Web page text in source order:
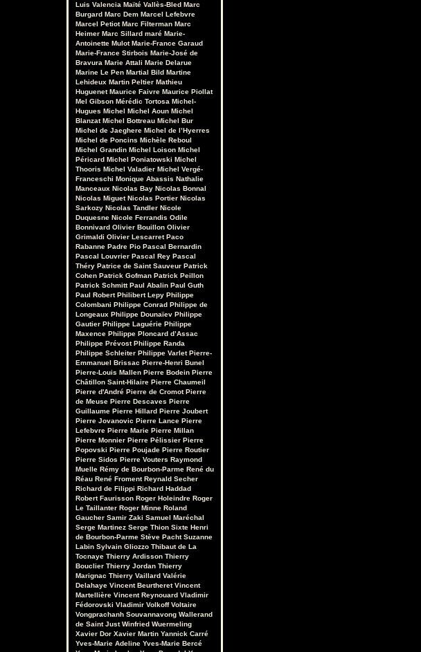
Luis Valencia Maïté Vallès-Bled Marc
Burgard Marc Dem Marcel Lefebvre
Marcel Petiot Marc Filterman Marc
Heimer Marc Sillard maré Marie-
Antoinette Mulot Marie-France Garaud
Marie-France Stirbois Marie-José de
Bravura Marie Attali Marie Delarue
Marine Le Pen Martial Bild Martine
Lehideux Martin Peltier Mathieu
Huguenet Maurice Faivre Maurice Piollat
Mel Gibson Mérédic Tortosa Michel-
Hugues Michel Michel Aoun Michel
Blanzat Michel Bottreau Michel Bur
Michel de Jaeghere Michel de l’Hyerres
Michel de Poncins Michèle Reboul
Michel Grandin Michel Loison Michel
Péricard Michel Poniatowski Michel
Thooris Michel Valadier Michel Vergé-
Franceschi Monique Abassis Nathalie
Manceaux Nicolas Bay Nicolas Bonnal
Nicolas Miguet Nicolas Portier Nicolas
Sarkozy Nicolas Tandler Nicole
Duquesne Nicole Ferrandis Odile
Bonnivard Olivier Bouillon Olivier
Grimaldi Olivier Lescarret Paco
Rabanne Padre Pio Pascal Bernardin
Pascal Louvrier Pascal Rey Pascal
Théry Patrice de Saint Sauveur Patrick
Cohen Patrick Gofman Patrick Peillon
Patrick Schmitt Paul Abalin Paul Guth
Paul Robert Philibert Lepy Philippe
Colombani Philippe Conrad Philippe de
Longeaux Philippe Dounaïev Philippe
Gautier Philippe Laguérie Philippe
Maxence Philippe Ploncard d’Assac
Philippe Prévost Philippe Randa
Philippe Schleiter Philippe Varlet Pierre-
Emmanuel Brissac Pierre-Henri Bunel
Pierre-Louis Mallen Pierre Bodein Pierre
Châtillon Saint-Hilaire Pierre Chaumeil
Pierre d'André Pierre de Cromot Pierre
de Meuse Pierre Descaves Pierre
Guillaume Pierre Hillard Pierre Joubert
Pierre Jovanovic Pierre Lance Pierre
Lefebvre Pierre Marie Pierre Millan
Pierre Monnier Pierre Pélissier Pierre
Popovski Pierre Poujade Pierre Routier
Pierre Sidos Pierre Vouters Raymond
Muelle Rémy de Bourbon-Parme René du
Réau René Froment Reynald Secher
Richard de Filippi Richard Haddad
Robert Faurisson Roger Holeindre Roger
Le Taillanter Roger Minne Roland
Gaucher Samir Zaki Samuel Maréchal
Serge Martinez Serge Thion Sixte Henri
de Bourbon-Parme Stève Pacht Suzanne
Labin Sylvain Gliozzo Thibaut de La
Tocnaye Thierry Ardisson Thierry
Bouclier Thierry Jordan Thierry
Marignac Thierry Vaillard Valérie
Delahaye Vincent Beurtheret Vincent
Martellière Vincent Reynouard Vladimir
Fédorovski Vladimir Volkoff Voltaire
Vongprachanh Souvannavong Wallerand
de Saint Just Winfried Wuermeling
Xavier Dor Xavier Martin Yannick Carré
Yves-Marie Adeline Yves-Marie Bercé